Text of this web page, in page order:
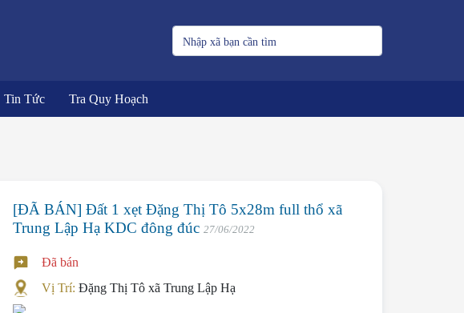
Tin Tức Tra Quy Hoạch
[ĐÃ BÁN] Đất 1 xẹt Đặng Thị Tô 5x28m full thổ xã
Trung Lập Hạ KDC đông đúc 27/06/2022
Đã bán
Vị Trí: Đặng Thị Tô xã Trung Lập Hạ